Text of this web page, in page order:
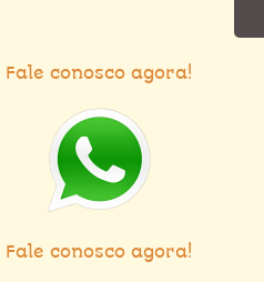
Fale conosco agora!
Fale conosco agora!